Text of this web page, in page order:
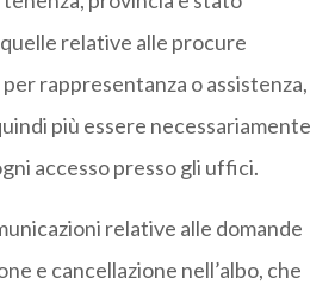
relative alle procure
rappresentanza o assistenza,
più essere necessariamente
accesso presso gli uffici.
relative alle domande
e cancellazione nell’albo, che